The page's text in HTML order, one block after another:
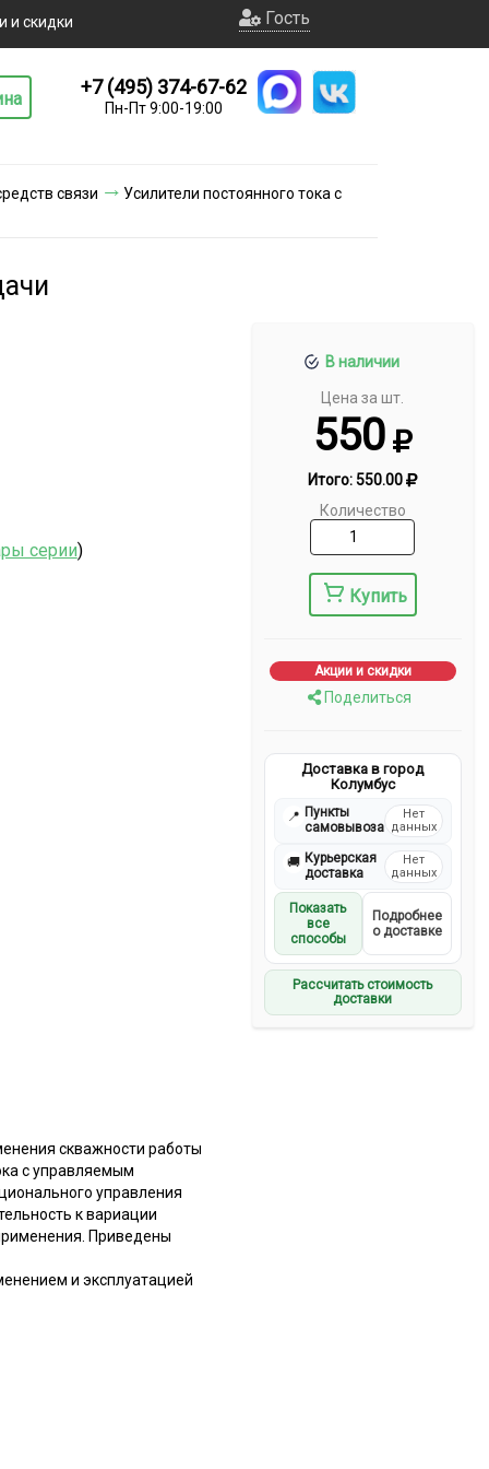
и скидки Гость
+7 (495) 374-67-62
Пн-Пт 9:00-19:00
связи
Усилители постоянного тока с
В наличии
Цена за шт.
550
Итого:550.00
Количество
Купить
Акции и скидки
Поделиться
Доставка в город
Колумбус
📍 Пункты
самовывоза
Нет
данных
🚚 Курьерская
доставка
Нет
данных
Показать
все
способы
Подробнее
о доставке
Рассчитать стоимость
доставки
серии)
скважности работы
с управляемым
управления
к вариации
Приведены
и эксплуатацией